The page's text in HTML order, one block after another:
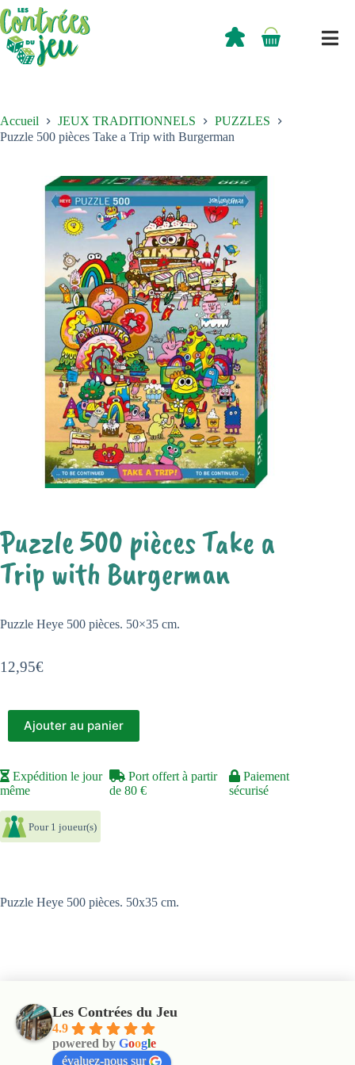
Passer
au
contenu
Panier
0,00
Accueil JEUX TRADITIONNELS
PUZZLES
Puzzle 500 pièces Take a Trip with Burgerman
Puzzle 500 pièces Take a
Trip with Burgerman
12,95€
Puzzle Heye 500 pièces. 50×35 cm.
Ajouter au panier
Expédition le jour
même
Port offert à partir
de 80 €
Paiement
sécurisé
Pour 1 joueur(s)
Puzzle Heye 500 pièces. 50x35 cm.
Les Contrées du Jeu
4.9
powered by Google
évaluez-nous sur